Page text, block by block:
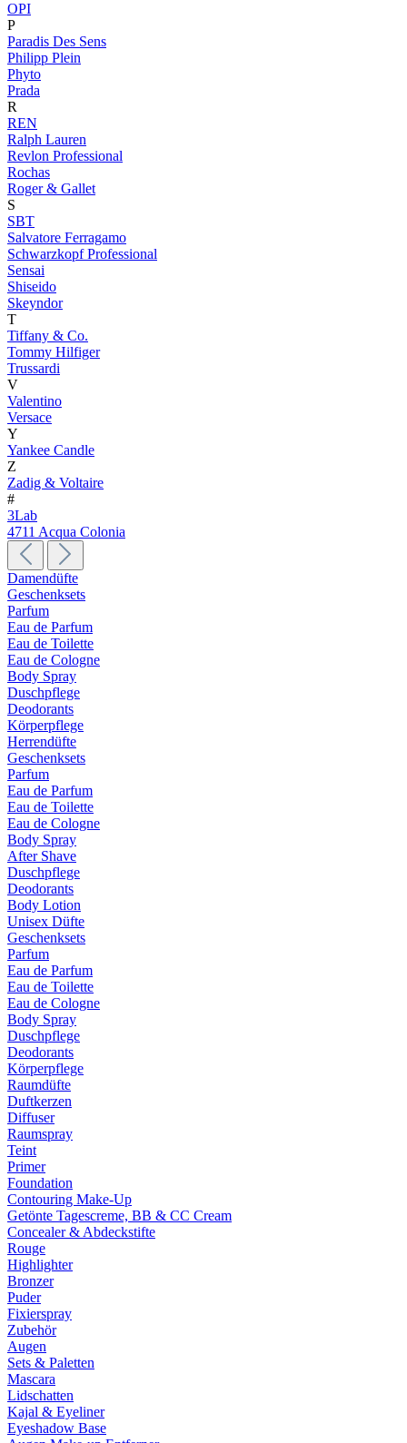
OPI
P
Paradis Des Sens
Philipp Plein
Phyto
Prada
R
REN
Ralph Lauren
Revlon Professional
Rochas
Roger & Gallet
S
SBT
Salvatore Ferragamo
Schwarzkopf Professional
Sensai
Shiseido
Skeyndor
T
Tiffany & Co.
Tommy Hilfiger
Trussardi
V
Valentino
Versace
Y
Yankee Candle
Z
Zadig & Voltaire
#
3Lab
4711 Acqua Colonia
Damendüfte
Geschenksets
Parfum
Eau de Parfum
Eau de Toilette
Eau de Cologne
Body Spray
Duschpflege
Deodorants
Körperpflege
Herrendüfte
Geschenksets
Parfum
Eau de Parfum
Eau de Toilette
Eau de Cologne
Body Spray
After Shave
Duschpflege
Deodorants
Body Lotion
Unisex Düfte
Geschenksets
Parfum
Eau de Parfum
Eau de Toilette
Eau de Cologne
Body Spray
Duschpflege
Deodorants
Körperpflege
Raumdüfte
Duftkerzen
Diffuser
Raumspray
Teint
Primer
Foundation
Contouring Make-Up
Getönte Tagescreme, BB & CC Cream
Concealer & Abdeckstifte
Rouge
Highlighter
Bronzer
Puder
Fixierspray
Zubehör
Augen
Sets & Paletten
Mascara
Lidschatten
Kajal & Eyeliner
Eyeshadow Base